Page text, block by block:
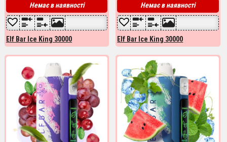
Немає в наявності
Elf Bar Ice King 30000
Немає в наявності
Elf Bar Ice King 30000